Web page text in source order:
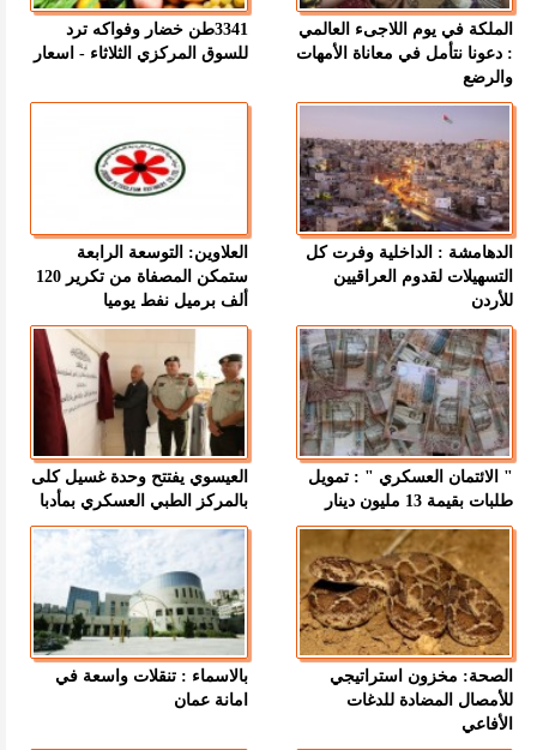
الملكة في يوم اللاجىء العالمي
: دعونا نتأمل في معاناة الأمهات
والرضع
3341طن خضار وفواكه ترد
للسوق المركزي الثلاثاء - اسعار
الدهامشة : الداخلية وفرت كل
التسهيلات لقدوم العراقيين
للأردن
العلاوين: التوسعة الرابعة
ستمكن المصفاة من تكرير 120
ألف برميل نفط يوميا
" الائتمان العسكري " : تمويل
طلبات بقيمة 13 مليون دينار
العيسوي يفتتح وحدة غسيل كلى
بالمركز الطبي العسكري بمأدبا
الصحة: مخزون استراتيجي
للأمصال المضادة للدغات
الأفاعي
بالاسماء : تنقلات واسعة في
امانة عمان